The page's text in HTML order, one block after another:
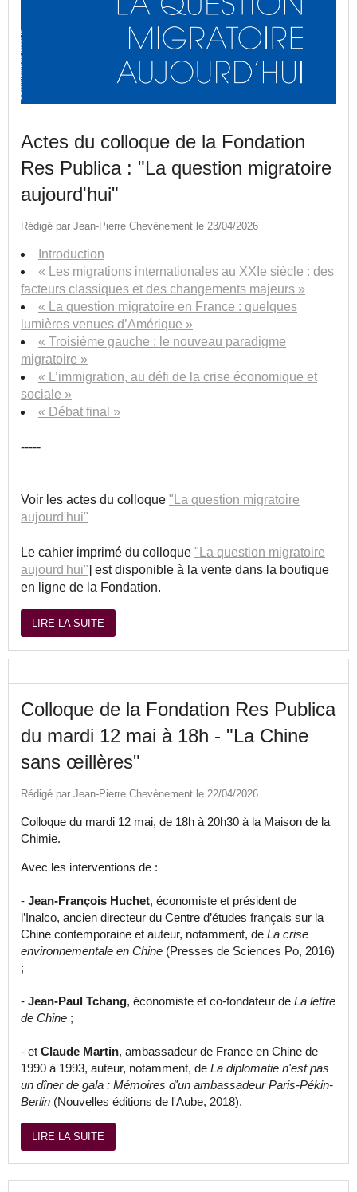
Actes du colloque de la Fondation
Res Publica : "La question migratoire
aujourd'hui"
Rédigé par Jean-Pierre Chevènement le 23/04/2026
Introduction
« Les migrations internationales au XXIe siècle : des
facteurs classiques et des changements majeurs »
« La question migratoire en France : quelques
lumières venues d’Amérique »
« Troisième gauche : le nouveau paradigme
migratoire »
« L’immigration, au défi de la crise économique et
sociale »
« Débat final »
-----
Voir les actes du colloque "La question migratoire
aujourd'hui"
Le cahier imprimé du colloque "La question migratoire
aujourd'hui"] est disponible à la vente dans la boutique
en ligne de la Fondation.
LIRE LA SUITE
Colloque de la Fondation Res Publica
du mardi 12 mai à 18h - "La Chine
sans œillères"
Rédigé par Jean-Pierre Chevènement le 22/04/2026
Colloque du mardi 12 mai, de 18h à 20h30 à la Maison de la
Chimie.
Avec les interventions de :
- Jean-François Huchet, économiste et président de
l’Inalco, ancien directeur du Centre d’études français sur la
Chine contemporaine et auteur, notamment, de La crise
environnementale en Chine (Presses de Sciences Po, 2016)
;
- Jean-Paul Tchang, économiste et co-fondateur de La lettre
de Chine ;
- et Claude Martin, ambassadeur de France en Chine de
1990 à 1993, auteur, notamment, de La diplomatie n'est pas
un dîner de gala : Mémoires d'un ambassadeur Paris-Pékin-
Berlin (Nouvelles éditions de l'Aube, 2018).
LIRE LA SUITE